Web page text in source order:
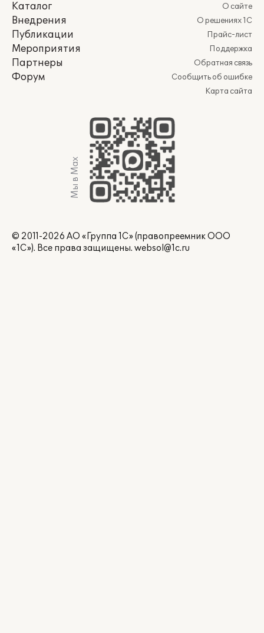
Каталог
Внедрения
Публикации
Мероприятия
Партнеры
Форум
О сайте
О решениях 1С
Прайс-лист
Поддержка
Обратная связь
Сообщить об ошибке
Карта сайта
Мы в Max
© 2011-2026 АО «Группа 1С» (правопреемник ООО
«1С»). Все права защищены. websol@1c.ru